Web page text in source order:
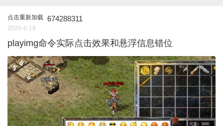
点击重新加载 674288311
2026-6-18
playimg命令实际点击效果和悬浮信息错位